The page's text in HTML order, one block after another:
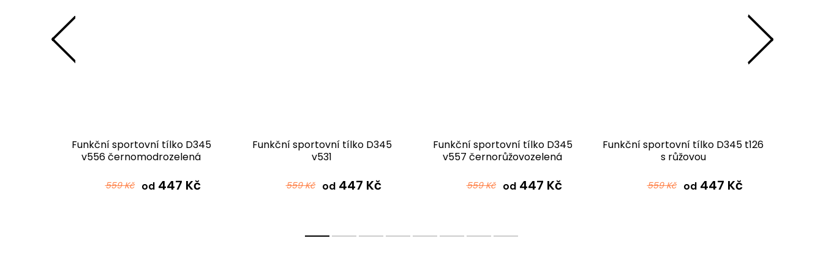
Funkční sportovní tílko D345
v556 černomodrozelená
559 Kč od447 Kč
Funkční sportovní tílko D345
v531
559 Kč od447 Kč
Funkční sportovní tílko D345
v557 černorůžovozelená
559 Kč od447 Kč
Funkční sportovní tílko D345 t126
s růžovou
559 Kč od447 Kč